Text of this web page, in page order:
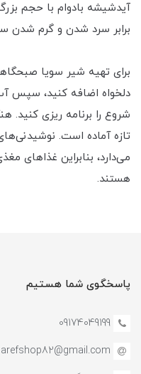
برابر سرد شدن و گرم شدن
برای تهیه شیر سویا
دلخواه اضافه کنید، سپس
شروع را برنامه ریزی کنید.
تازه آماده است.
می‌دارد، بنابراین
هستند.
پاسخگوی شما هستیم
09174049199
arefshop82@gmail.com